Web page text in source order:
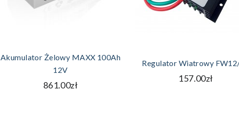
Akumulator Żelowy MAXX 100Ah
12V
861.00zł
Regulator Wiatrowy
157.00zł